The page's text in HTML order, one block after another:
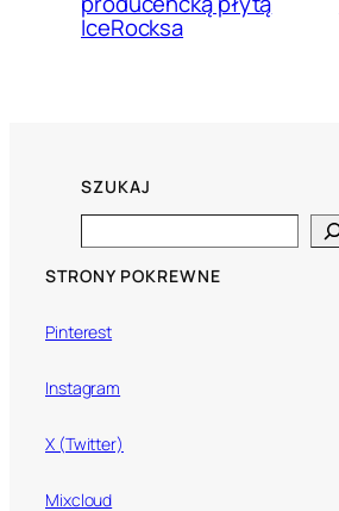
IceRocksa
SZUKAJ
STRONY POKREWNE
Pinterest
Instagram
X (Twitter)
Mixcloud